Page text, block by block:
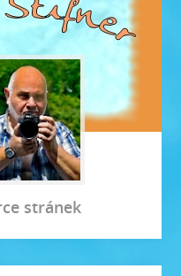
stránek